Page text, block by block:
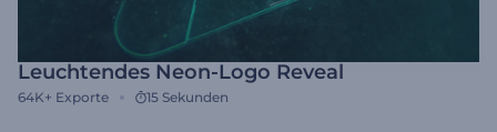
Leuchtendes Neon-Logo Reveal
64K+ Exporte 15 Sekunden